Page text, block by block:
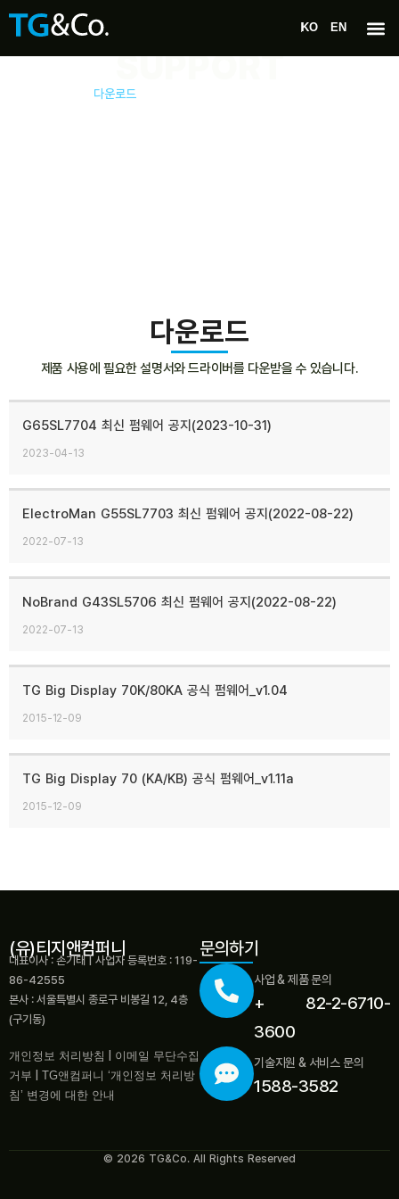
KO EN
SUPPORT
다운로드
다운로드
제품 사용에 필요한 설명서와 드라이버를 다운받을 수 있습니다.
G65SL7704 최신 펌웨어 공지(2023-10-31)
2023-04-13
ElectroMan G55SL7703 최신 펌웨어 공지(2022-08-22)
2022-07-13
NoBrand G43SL5706 최신 펌웨어 공지(2022-08-22)
2022-07-13
TG Big Display 70K/80KA 공식 펌웨어_v1.04
2015-12-09
TG Big Display 70 (KA/KB) 공식 펌웨어_v1.11a
2015-12-09
(유)티지앤컴퍼니
대표이사 : 손기태 | 사업자 등록번호 : 119-
86-42555
본사 : 서울특별시 종로구 비봉길 12, 4층
(구기동)
개인정보 처리방침
이메일 무단수집
거부
TG앤컴퍼니 ‘개인정보 처리방
침’ 변경에 대한 안내
문의하기
사업 & 제품 문의
+ 82-2-6710-
3600
기술지원 & 서비스 문의
1588-3582
© 2026 TG&Co. All Rights Reserved